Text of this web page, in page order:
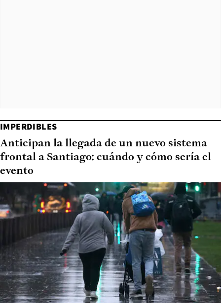
IMPERDIBLES
Anticipan la llegada de un nuevo sistema
frontal a Santiago: cuándo y cómo sería el
evento